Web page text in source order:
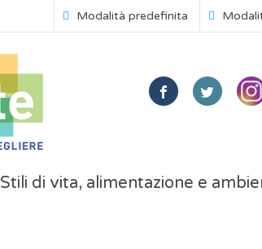
Modalità predefinita
Stili di vita, alimentazione e